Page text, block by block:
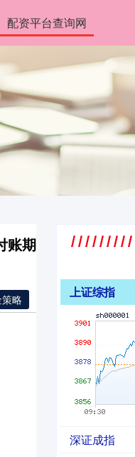
配资平台查询网
账期
略 上证综指
深证成指